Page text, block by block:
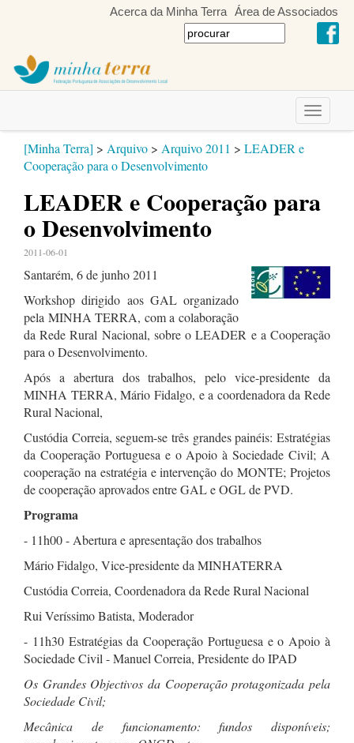
Acerca da Minha Terra Área de Associados
Toggle
[Minha Terra] > Arquivo > Arquivo 2011 > LEADER e
Cooperação para o Desenvolvimento
LEADER e Cooperação para
o Desenvolvimento
2011-06-01
Santarém, 6 de junho 2011
Workshop dirigido aos GAL organizado
pela MINHA TERRA, com a colaboração
da Rede Rural Nacional, sobre o LEADER e a Cooperação
para o Desenvolvimento.
Após a abertura dos trabalhos, pelo vice-presidente da
MINHA TERRA, Mário Fidalgo, e a coordenadora da Rede
Rural Nacional,
Custódia Correia, seguem-se três grandes painéis: Estratégias
da Cooperação Portuguesa e o Apoio à Sociedade Civil; A
cooperação na estratégia e intervenção do MONTE; Projetos
de cooperação aprovados entre GAL e OGL de PVD.
Programa
- 11h00 - Abertura e apresentação dos trabalhos
Mário Fidalgo, Vice-presidente da MINHATERRA
Custódia Correia, Coordenadora da Rede Rural Nacional
Rui Veríssimo Batista, Moderador
- 11h30 Estratégias da Cooperação Portuguesa e o Apoio à
Sociedade Civil - Manuel Correia, Presidente do IPAD
Os Grandes Objectivos da Cooperação protagonizada pela
Sociedade Civil;
Mecânica de funcionamento: fundos disponíveis;